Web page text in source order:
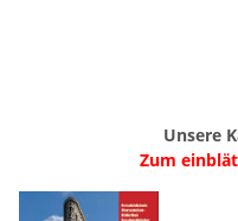
Unsere
Zum